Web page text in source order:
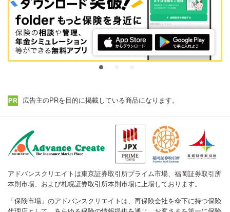
広告主のPRを目的に掲載している商品になります。
アドバンスクリエイトは東京証券取引所プライム市場、福岡証券取引所
本則市場、および札幌証券取引所本則市場に上場しております。
「保険市場」のアドバンスクリエイトは、再保険会社を傘下に持つ保険